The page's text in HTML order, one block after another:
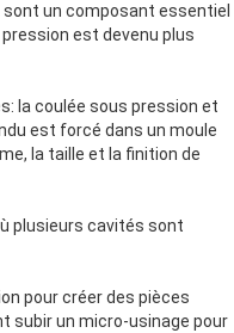
un composant essentiel
est devenu plus
la coulée sous pression et
est forcé dans un moule
la taille et la finition de
plusieurs cavités sont
pour créer des pièces
subir un micro-usinage pour